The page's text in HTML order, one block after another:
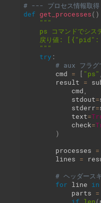
# --- プロセス情報取
def get_processes( )
"""
ps コマンドでシス
戻り値:
    """
try :
# aux フラグ
        cmd
= [ "ps"
        result
=
            cmd
            stdout
=
            stderr
=
            text
=
            check
=
)
        processes
=
        lines
=
# ヘッダース
for line in
            parts
=